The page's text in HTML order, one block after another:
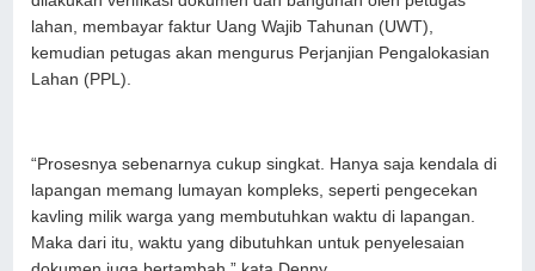
lahan, membayar faktur Uang Wajib Tahunan (UWT),
kemudian petugas akan mengurus Perjanjian Pengalokasian
Lahan (PPL).
“Prosesnya sebenarnya cukup singkat. Hanya saja kendala di
lapangan memang lumayan kompleks, seperti pengecekan
kavling milik warga yang membutuhkan waktu di lapangan.
Maka dari itu, waktu yang dibutuhkan untuk penyelesaian